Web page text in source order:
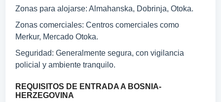
Zonas para alojarse: Almahanska, Dobrinja, Otoka.
Zonas comerciales: Centros comerciales como
Merkur, Mercado Otoka.
Seguridad: Generalmente segura, con vigilancia
policial y ambiente tranquilo.
REQUISITOS DE ENTRADA A BOSNIA-
HERZEGOVINA